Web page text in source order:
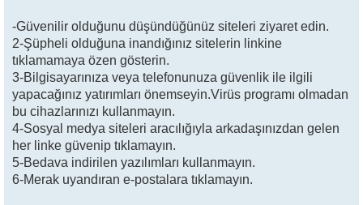
-Güvenilir olduğunu düşündüğünüz siteleri ziyaret edin.
2-Şüpheli olduğuna inandığınız sitelerin linkine
tıklamamaya özen gösterin.
3-Bilgisayarınıza veya telefonunuza güvenlik ile ilgili
yapacağınız yatırımları önemseyin.Virüs programı olmadan
bu cihazlarınızı kullanmayın.
4-Sosyal medya siteleri aracılığıyla arkadaşınızdan gelen
her linke güvenip tıklamayın.
5-Bedava indirilen yazılımları kullanmayın.
6-Merak uyandıran e-postalara tıklamayın.